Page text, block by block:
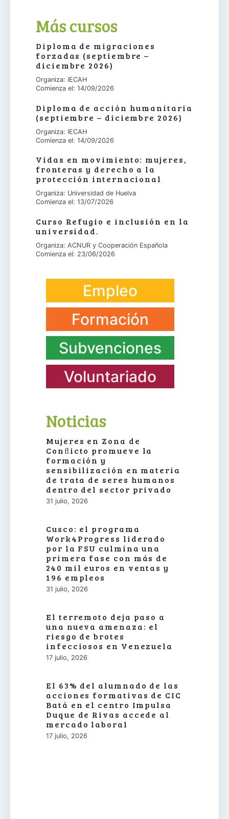
Más cursos
Diploma de migraciones
forzadas (septiembre –
diciembre 2026)
Organiza: IECAH
Comienza el: 14/09/2026
Diploma de acción humanitaria
(septiembre – diciembre 2026)
Organiza: IECAH
Comienza el: 14/09/2026
Vidas en movimiento: mujeres,
fronteras y derecho a la
protección internacional
Organiza: Universidad de Huelva
Comienza el: 13/07/2026
Curso Refugio e inclusión en la
universidad.
Organiza: ACNUR y Cooperación Española
Comienza el: 23/06/2026
Empleo
Formación
Subvenciones
Voluntariado
Noticias
Mujeres en Zona de
Conﬂicto promueve la
formación y
sensibilización en materia
de trata de seres humanos
dentro del sector privado
31 julio, 2026
Cusco: el programa
Work4Progress liderado
por la FSU culmina una
primera fase con más de
240 mil euros en ventas y
196 empleos
31 julio, 2026
El terremoto deja paso a
una nueva amenaza: el
riesgo de brotes
infecciosos en Venezuela
17 julio, 2026
El 63% del alumnado de las
acciones formativas de CIC
Batá en el centro Impulsa
Duque de Rivas accede al
mercado laboral
17 julio, 2026